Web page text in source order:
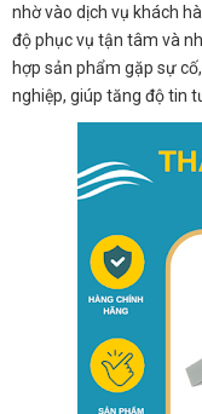
nhờ vào dịch vụ khách
độ phục vụ tận tâm và
hợp sản phẩm gặp sự
nghiệp, giúp tăng độ tin